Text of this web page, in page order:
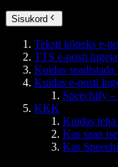
Sisukord
Teksti kõneks e-
TTS e-posti
Kuidas
Kuidas e-posti
Speechify
KKK
Kuidas
Kas saan
Kas